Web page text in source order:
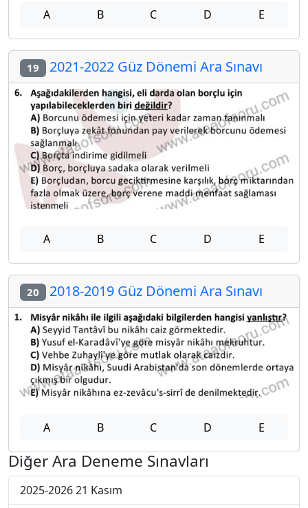
A B C D E
19 2021-2022 Güz Dönemi Ara Sınavı
A B C D E
20 2018-2019 Güz Dönemi Ara Sınavı
A B C D E
Diğer Ara Deneme Sınavları
2025-2026 21 Kasım